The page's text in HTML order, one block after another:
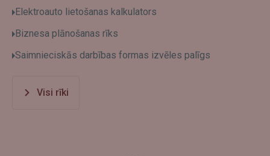
Elektroauto lietošanas kalkulators
Biznesa plānošanas rīks
Saimnieciskās darbības formas izvēles palīgs
Visi rīki